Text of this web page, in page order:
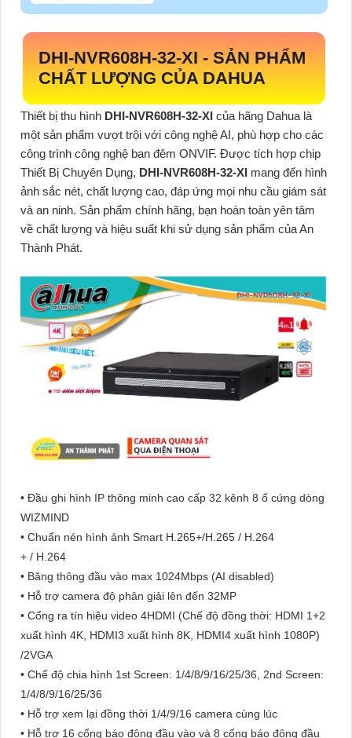
DHI-NVR608H-32-XI - SẢN PHẨM
CHẤT LƯỢNG CỦA DAHUA
Thiết bị thu hình DHI-NVR608H-32-XI của hãng Dahua là
một sản phẩm vượt trội với công nghệ AI, phù hợp cho các
công trình công nghệ ban đêm ONVIF. Được tích hợp chip
Thiết Bị Chuyên Dụng, DHI-NVR608H-32-XI mang đến hình
ảnh sắc nét, chất lượng cao, đáp ứng mọi nhu cầu giám sát
và an ninh. Sản phẩm chính hãng, bạn hoàn toàn yên tâm
về chất lượng và hiệu suất khi sử dụng sản phẩm của An
Thành Phát.
• Đầu ghi hình IP thông minh cao cấp 32 kênh 8 ổ cứng dòng
WIZMIND
• Chuẩn nén hình ảnh Smart H.265+/H.265 / H.264
+ / H.264
• Băng thông đầu vào max 1024Mbps (AI disabled)
• Hỗ trợ camera độ phân giải lên đến 32MP
• Cổng ra tín hiệu video 4HDMI (Chế độ đồng thời: HDMI 1+2
xuất hình 4K, HDMI3 xuất hình 8K, HDMI4 xuất hình 1080P)
/2VGA
• Chế độ chia hình 1st Screen: 1/4/8/9/16/25/36, 2nd Screen:
1/4/8/9/16/25/36
• Hỗ trợ xem lại đồng thời 1/4/9/16 camera cùng lúc
• Hỗ trợ 16 cổng báo động đầu vào và 8 cổng báo động đầu